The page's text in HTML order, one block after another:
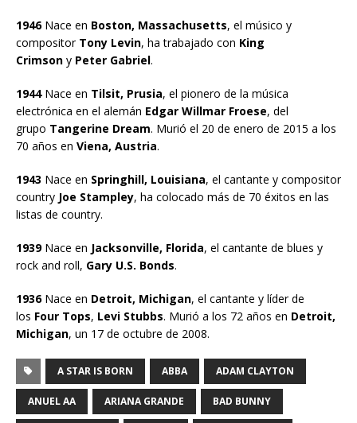
1946Nace en Boston, Massachusetts, el músico y
compositorTony Levin, ha trabajado con King
Crimson y Peter Gabriel.
1944Nace en Tilsit, Prusia, el pionero de la música
electrónica en el alemán Edgar Willmar Froese, del
grupo Tangerine Dream. Murió el 20 de enero de 2015 a los
70 años en Viena, Austria.
1943 Nace en Springhill, Louisiana, el cantante y compositor
country Joe Stampley, ha colocado más de 70 éxitos en las
listas de country.
1939Nace en Jacksonville, Florida, el cantante de blues y
rock and roll, Gary U.S. Bonds.
1936Nace en Detroit, Michigan, el cantante y líder de
los Four Tops, Levi Stubbs. Murió a los 72 años en Detroit,
Michigan, un 17 de octubre de 2008.
A STAR IS BORN ABBA ADAM CLAYTON
ANUEL AA ARIANA GRANDE BAD BUNNY